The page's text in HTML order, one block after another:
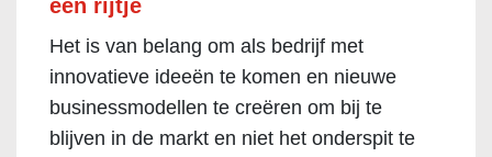
een rijtje
Het is van belang om als bedrijf met
innovatieve ideeën te komen en nieuwe
businessmodellen te creëren om bij te
blijven in de markt en niet het onderspit te